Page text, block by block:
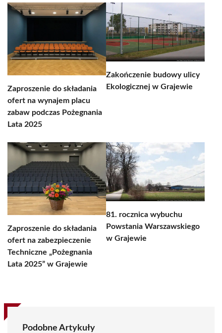
Zaproszenie do składania
ofert na wynajem placu
zabaw podczas Pożegnania
Lata 2025
Zakończenie budowy ulicy
Ekologicznej w Grajewie
Zaproszenie do składania
ofert na zabezpieczenie
Techniczne „Pożegnania
Lata 2025” w Grajewie
81. rocznica wybuchu
Powstania Warszawskiego
w Grajewie
Podobne Artykuły